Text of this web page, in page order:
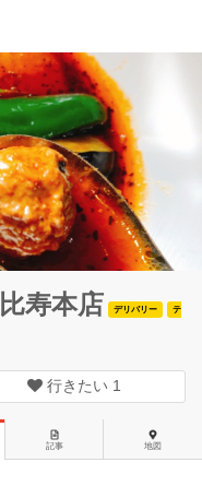
寿本店 デリバリー テ
行きたい 1
記事 地図